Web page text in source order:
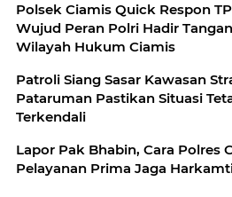
Polsek Ciamis Quick Respon
Wujud Peran Polri Hadir
Wilayah Hukum Ciamis
Patroli Siang Sasar Kawasan
Pataruman Pastikan Situasi
Terkendali
Lapor Pak Bhabin, Cara Polres
Pelayanan Prima Jaga